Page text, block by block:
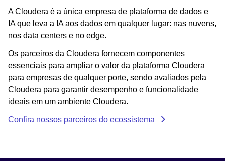
A Cloudera é a única empresa de plataforma de dados e
IA que leva a IA aos dados em qualquer lugar: nas nuvens,
nos data centers e no edge.
Os parceiros da Cloudera fornecem componentes
essenciais para ampliar o valor da plataforma Cloudera
para empresas de qualquer porte, sendo avaliados pela
Cloudera para garantir desempenho e funcionalidade
ideais em um ambiente Cloudera.
Confira nossos parceiros do ecossistema